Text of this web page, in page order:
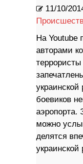
11/10/
На Youtube
авторами
украинской
боевиков
аэропорта.
можно
делятся
украинской